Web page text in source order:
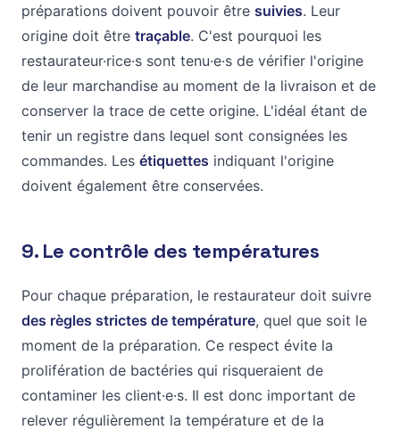
préparations doivent pouvoir être suivies. Leur
origine doit être traçable. C'est pourquoi les
restaurateur·rice·s sont tenu·e·s de vérifier l'origine
de leur marchandise au moment de la livraison et de
conserver la trace de cette origine. L'idéal étant de
tenir un registre dans lequel sont consignées les
commandes. Les étiquettes indiquant l'origine
doivent également être conservées.
9. Le contrôle des températures
Pour chaque préparation, le restaurateur doit suivre
des règles strictes de température, quel que soit le
moment de la préparation. Ce respect évite la
prolifération de bactéries qui risqueraient de
contaminer les client·e·s. Il est donc important de
relever régulièrement la température et de la